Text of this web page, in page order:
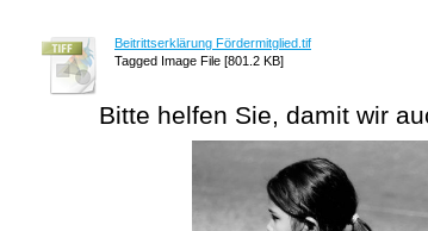
Beitrittserklärung Fördermitglied.tif
Tagged Image File [801.2 KB]
Bitte helfen Sie, damit wir